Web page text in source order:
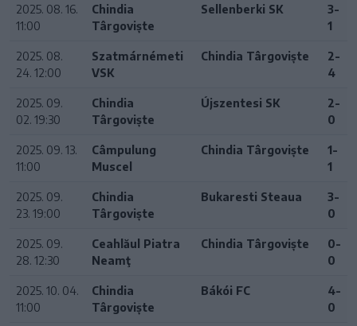
2025. 08. 16.
11:00
Chindia
Târgoviște
Sellenberki SK
3-
1
2025. 08.
24. 12:00
Szatmárnémeti
VSK
Chindia Târgoviște
2-
4
2025. 09.
02. 19:30
Chindia
Târgoviște
Újszentesi SK
2-
0
2025. 09. 13.
11:00
Câmpulung
Muscel
Chindia Târgoviște
1-
1
2025. 09.
23. 19:00
Chindia
Târgoviște
Bukaresti Steaua
3-
0
2025. 09.
28. 12:30
Ceahlăul Piatra
Neamţ
Chindia Târgoviște
0-
0
2025. 10. 04.
11:00
Chindia
Târgoviște
Bákói FC
4-
0